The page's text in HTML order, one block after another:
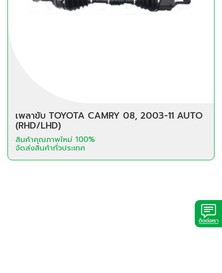
เพลาขับ TOYOTA CAMRY 08, 2003-11 AUTO
(RHD/LHD)
สินค้าคุณภาพใหม่ 100%
จัดส่งสินค้าทั่วประเทศ